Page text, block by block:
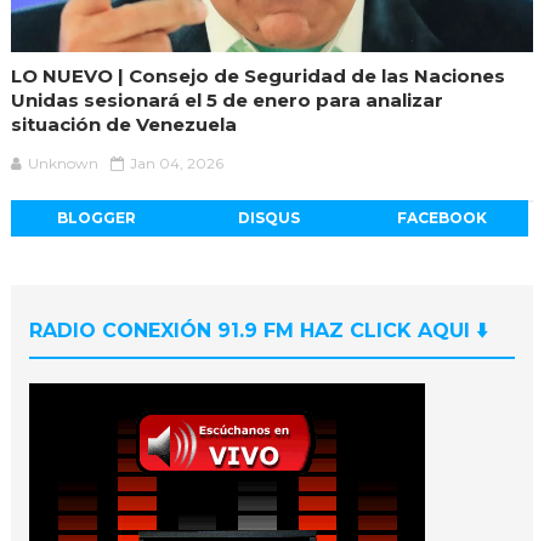
LO NUEVO | Consejo de Seguridad de las Naciones
Unidas sesionará el 5 de enero para analizar
situación de Venezuela
Unknown Jan 04, 2026
BLOGGER DISQUS FACEBOOK
RADIO CONEXIÓN 91.9 FM HAZ CLICK AQUI ⬇️